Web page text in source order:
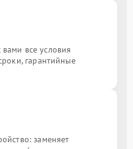
все условия
гарантийные
заменяет